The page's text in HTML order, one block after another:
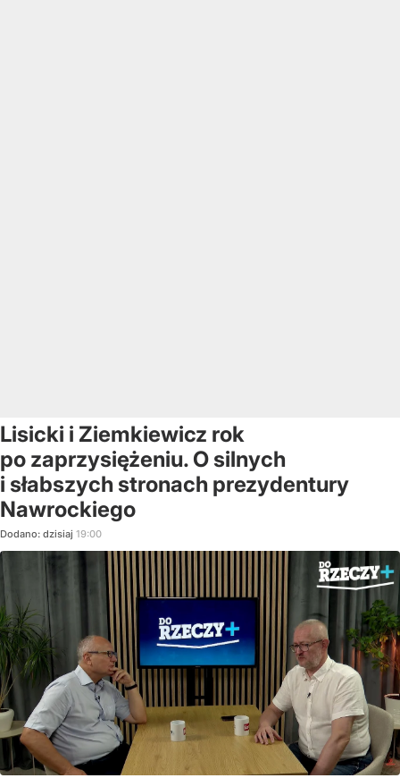
Lisicki i Ziemkiewicz rok
po zaprzysiężeniu. O silnych
i słabszych stronach prezydentury
Nawrockiego
Dodano: dzisiaj 19:00